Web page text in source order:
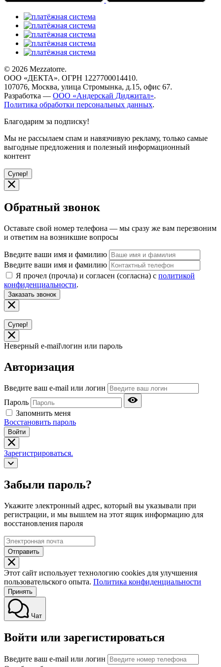
© 2026 Mezzatorre.
ООО «ДЕКТА». ОГРН 1227700014410.
107076, Москва, улица Стромынка, д.15, офис 67.
Разработка — ООО «Андерскай Диджитал».
Политика обработки персональных данных.
Благодарим за подписку!
Мы не рассылаем спам и навязчивую рекламу, только самые
выгодные предложения и полезный информационный
контент
Супер!
Обратный звонок
Оставьте свой номер телефона — мы сразу же вам перезвоним
и ответим на возникшие вопросы
Введите ваши имя и фамилию
Введите ваши имя и фамилию
Я прочел (прочла) и согласен (согласна) с политикой
конфиденциальности.
Заказать звонок
Супер!
Неверный e-mail\логин или пароль
Авторизация
Введите ваш e-mail или логин
Пароль
Запомнить меня
Восстановить пароль
Войти
Зарегистрироваться.
Забыли пароль?
Укажите электронный адрес, который вы указывали при
регистрации, и мы вышлем на этот ящик информацию для
восстановления пароля
Отправить
Этот сайт использует технологию cookies для улучшения
пользовательского опыта. Политика конфиденциальности
Принять
Чат
Войти или зарегистироваться
Введите ваш e-mail или логин